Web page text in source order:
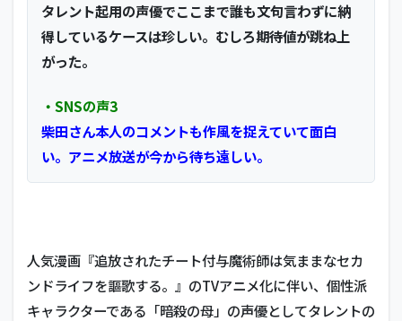
タレント起用の声優でここまで誰も文句言わずに納
得しているケースは珍しい。むしろ期待値が跳ね上
がった。
・SNSの声3
柴田さん本人のコメントも作風を捉えていて面白
い。アニメ放送が今から待ち遠しい。
人気漫画『追放されたチート付与魔術師は気ままなセカ
ンドライフを謳歌する。』のTVアニメ化に伴い、個性派
キャラクターである「暗殺の母」の声優としてタレントの